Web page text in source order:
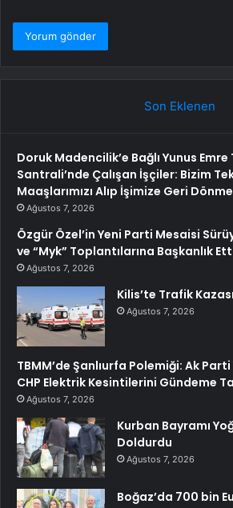
Son Eklenen
Doruk Madencilik’e Bağlı Yunus
Santrali’nde Çalışan İşçiler: Bizim
Maaşlarımızı Alıp İşimize Geri
Ağustos 7, 2026
Özgür Özel’in Yeni Parti Mesaisi
ve “Myk” Toplantılarına Başkanlık
Ağustos 7, 2026
Kilis’te Trafik
Ağustos 7, 2026
TBMM’de Şanlıurfa Polemiği: Ak Parti
CHP Elektrik Kesintilerini Gündeme
Ağustos 7, 2026
Kurban Bayramı
Doldurdu
Ağustos 7, 2026
Boğaz’da 700 bin